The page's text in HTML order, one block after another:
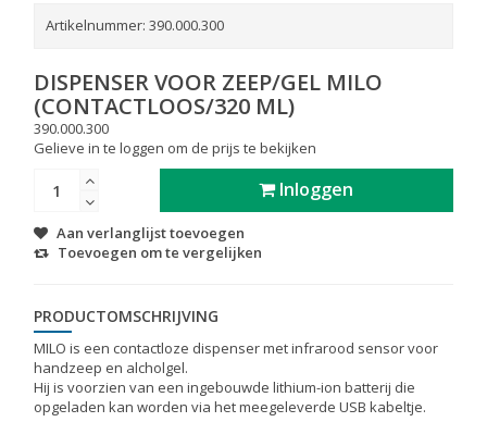
Artikelnummer: 390.000.300
DISPENSER VOOR ZEEP/GEL MILO
(CONTACTLOOS/320 ML)
390.000.300
Gelieve in te loggen om de prijs te bekijken
Inloggen
Aan verlanglijst toevoegen
Toevoegen om te vergelijken
PRODUCTOMSCHRIJVING
MILO is een contactloze dispenser met infrarood sensor voor
handzeep en alcholgel.
Hij is voorzien van een ingebouwde lithium-ion batterij die
opgeladen kan worden via het meegeleverde USB kabeltje.